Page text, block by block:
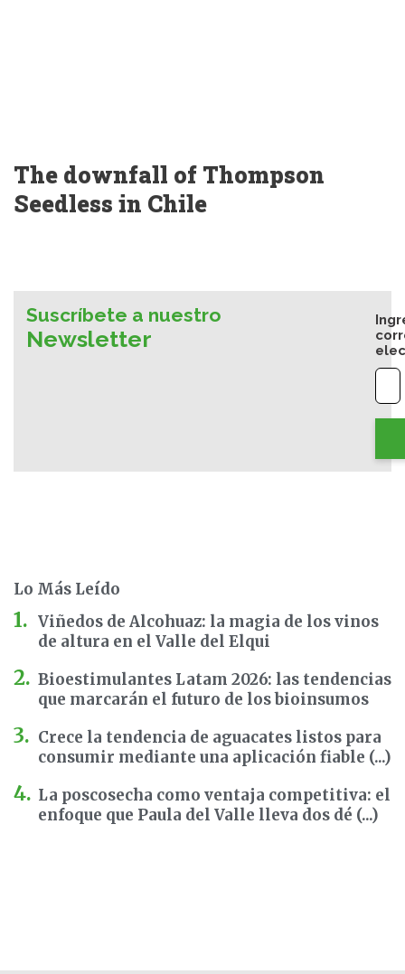
The downfall of Thompson
Seedless in Chile
Suscríbete a nuestro
Newsletter
Lo Más Leído
Viñedos de Alcohuaz: la magia de los vinos
de altura en el Valle del Elqui
Bioestimulantes Latam 2026: las tendencias
que marcarán el futuro de los bioinsumos
Crece la tendencia de aguacates listos para
consumir mediante una aplicación fiable (...)
La poscosecha como ventaja competitiva: el
enfoque que Paula del Valle lleva dos dé (...)